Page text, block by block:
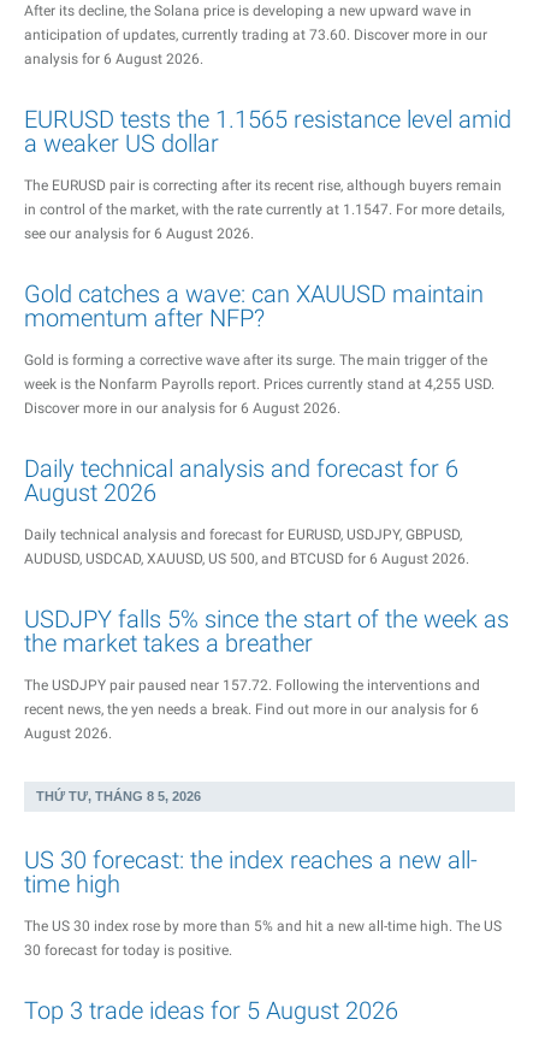
After its decline, the Solana price is developing a new upward wave in
anticipation of updates, currently trading at 73.60. Discover more in our
analysis for 6 August 2026.
EURUSD tests the 1.1565 resistance level amid
a weaker US dollar
The EURUSD pair is correcting after its recent rise, although buyers remain
in control of the market, with the rate currently at 1.1547. For more details,
see our analysis for 6 August 2026.
Gold catches a wave: can XAUUSD maintain
momentum after NFP?
Gold is forming a corrective wave after its surge. The main trigger of the
week is the Nonfarm Payrolls report. Prices currently stand at 4,255 USD.
Discover more in our analysis for 6 August 2026.
Daily technical analysis and forecast for 6
August 2026
Daily technical analysis and forecast for EURUSD, USDJPY, GBPUSD,
AUDUSD, USDCAD, XAUUSD, US 500, and BTCUSD for 6 August 2026.
USDJPY falls 5% since the start of the week as
the market takes a breather
The USDJPY pair paused near 157.72. Following the interventions and
recent news, the yen needs a break. Find out more in our analysis for 6
August 2026.
THỨ TƯ, THÁNG 8 5, 2026
US 30 forecast: the index reaches a new all-
time high
The US 30 index rose by more than 5% and hit a new all-time high. The US
30 forecast for today is positive.
Top 3 trade ideas for 5 August 2026